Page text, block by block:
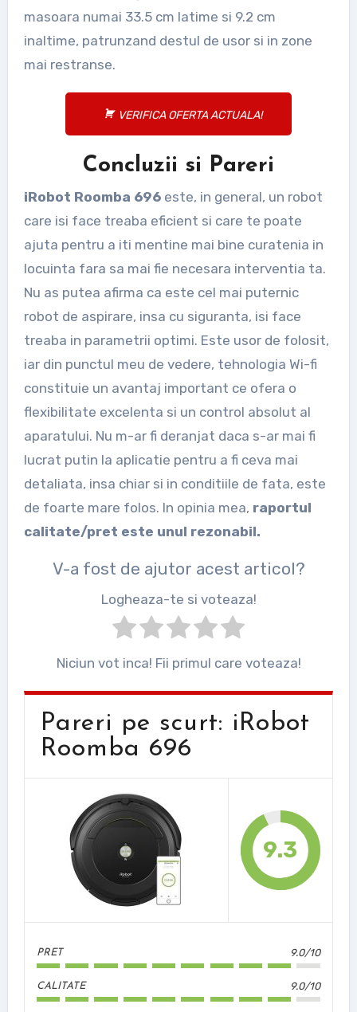
masoara numai 33.5 cm latime si 9.2 cm
inaltime, patrunzand destul de usor si in zone
mai restranse.
VERIFICA OFERTA ACTUALA!
Concluzii si Pareri
iRobot Roomba 696 este, in general, un robot
care isi face treaba eficient si care te poate
ajuta pentru a iti mentine mai bine curatenia in
locuinta fara sa mai fie necesara interventia ta.
Nu as putea afirma ca este cel mai puternic
robot de aspirare, insa cu siguranta, isi face
treaba in parametrii optimi. Este usor de folosit,
iar din punctul meu de vedere, tehnologia Wi-fi
constituie un avantaj important ce ofera o
flexibilitate excelenta si un control absolut al
aparatului. Nu m-ar fi deranjat daca s-ar mai fi
lucrat putin la aplicatie pentru a fi ceva mai
detaliata, insa chiar si in conditiile de fata, este
de foarte mare folos. In opinia mea, raportul
calitate/pret este unul rezonabil.
V-a fost de ajutor acest articol?
Logheaza-te si voteaza!
Niciun vot inca! Fii primul care voteaza!
Pareri pe scurt: iRobot
Roomba 696
9.3
PRET 9.0/10
CALITATE 9.0/10